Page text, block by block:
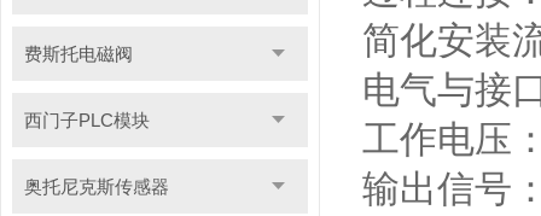
费斯托电磁阀
西门子PLC模块
奥托尼克斯传感器
简化安装
电气与接
工作电压
输出信号